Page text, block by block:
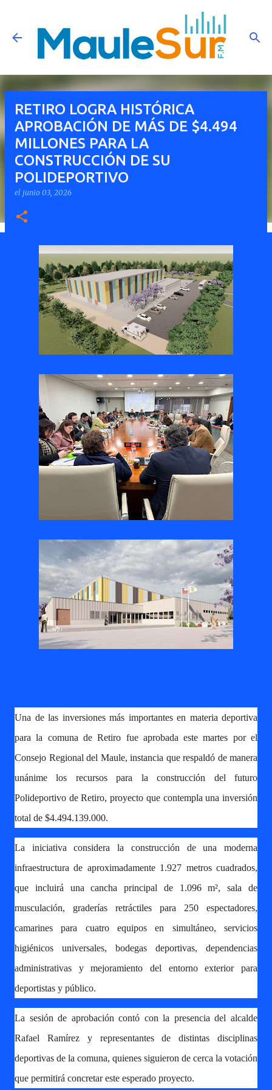
Ir al contenido principal
RETIRO LOGRA HISTÓRICA
APROBACIÓN DE MÁS DE $4.494
MILLONES PARA LA
CONSTRUCCIÓN DE SU
POLIDEPORTIVO
el junio 03, 2026
Una de las inversiones más importantes en materia deportiva
para la comuna de Retiro fue aprobada este martes por el
Consejo Regional del Maule, instancia que respaldó de manera
unánime los recursos para la construcción del futuro
Polideportivo de Retiro, proyecto que contempla una inversión
total de $4.494.139.000.
La iniciativa considera la construcción de una moderna
infraestructura de aproximadamente 1.927 metros cuadrados,
que incluirá una cancha principal de 1.096 m², sala de
musculación, graderías retráctiles para 250 espectadores,
camarines para cuatro equipos en simultáneo, servicios
higiénicos universales, bodegas deportivas, dependencias
administrativas y mejoramiento del entorno exterior para
deportistas y público.
La sesión de aprobación contó con la presencia del alcalde
Rafael Ramírez y representantes de distintas disciplinas
deportivas de la comuna, quienes siguieron de cerca la votación
que permitirá concretar este esperado proyecto.